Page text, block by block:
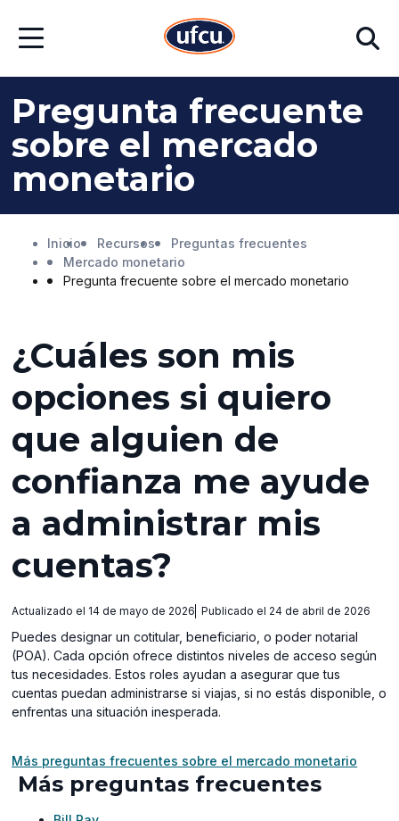
contenido
contenido
de
página
Abrir
Buscar
Pregunta frecuente
sobre el mercado
monetario
Inicio Recursos
Preguntas frecuentes
Mercado monetario
Pregunta frecuente sobre el mercado monetario
¿Cuáles son mis
opciones si quiero
que alguien de
confianza me ayude
a administrar mis
cuentas?
Actualizado el 14 de mayo de 2026 Publicado el 24 de abril de 2026
Puedes designar un cotitular, beneficiario, o poder notarial
(POA). Cada opción ofrece distintos niveles de acceso según
tus necesidades. Estos roles ayudan a asegurar que tus
cuentas puedan administrarse si viajas, si no estás disponible, o
enfrentas una situación inesperada.
Más preguntas frecuentes sobre el mercado monetario
Más preguntas frecuentes